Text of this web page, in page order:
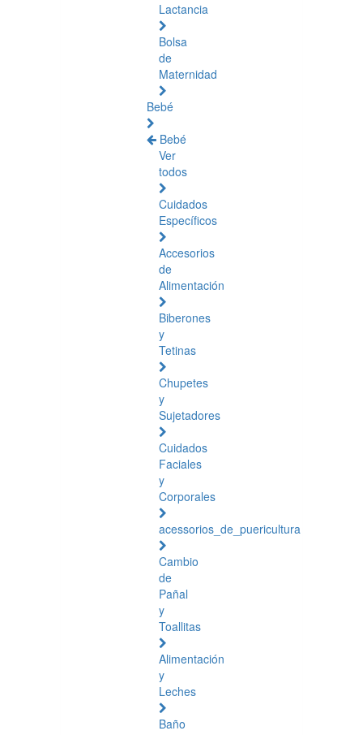
Lactancia
Bolsa
de
Maternidad
Bebé
Bebé
Ver
todos
Cuidados
Específicos
Accesorios
de
Alimentación
Biberones
y
Tetinas
Chupetes
y
Sujetadores
Cuidados
Faciales
y
Corporales
acessorios_de_puericultura
Cambio
de
Pañal
y
Toallitas
Alimentación
y
Leches
Baño